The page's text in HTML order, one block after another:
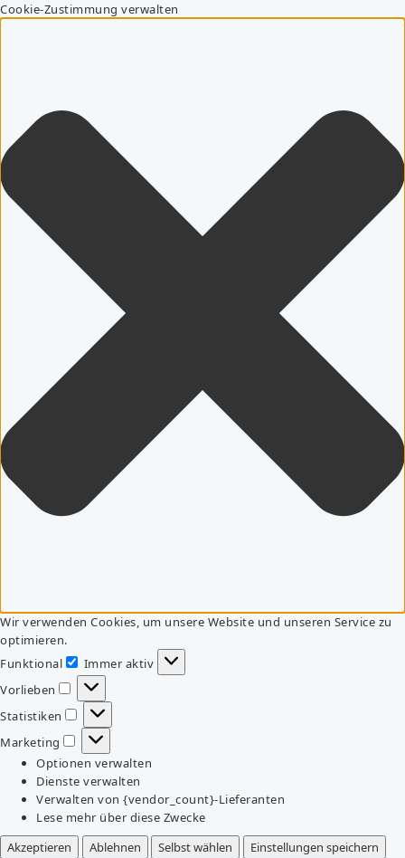
Cookie-Zustimmung verwalten
Wir verwenden Cookies, um unsere Website und unseren Service zu
optimieren.
Funktional
Funktional
Immer aktiv
Vorlieben
Vorlieben
Statistiken
Statistiken
Marketing
Marketing
Optionen verwalten
Dienste verwalten
Verwalten von {vendor_count}-Lieferanten
Lese mehr über diese Zwecke
Akzeptieren
Ablehnen Selbst wählen
Einstellungen speichern